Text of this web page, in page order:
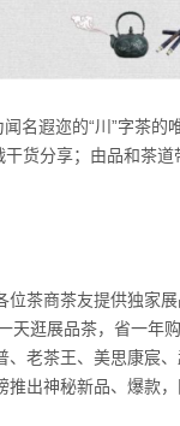
名遐迩的“川”字茶的
干货分享；由品和茶道
位茶商茶友提供独家
天逛展品茶，省一年
、老茶王、美思康宸
推出神秘新品、爆款